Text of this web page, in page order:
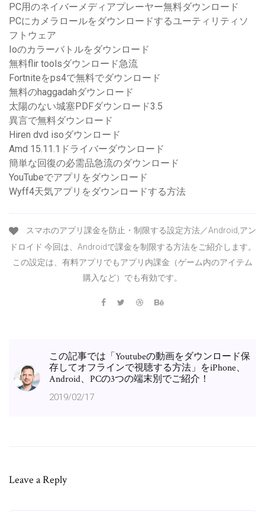
PC用のネイバーメディアプレーヤー無料ダウンロード
PCにカメラロールをダウンロードするユーティリティソ
フトウェア
Ioのカラーバトルをダウンロード
無料flir toolsダウンロード急流
Fortniteをps4で無料でダウンロード
無料のhaggadahダウンロード
太陽のない城塞PDFダウンロード3.5
異言で無料ダウンロード
Hiren dvd isoダウンロード
Amd 15.11.1ドライバーダウンロード
簡単な回復の必需品急流のダウンロード
YouTubeでアプリをダウンロード
Wyff4天気アプリをダウンロードする方法
スマホのアプリ課金を防止・制限する設定方法／Android,アン
ドロイド 今回は、Androidで課金を制限する方法をご紹介します。
この設定は、有料アプリでもアプリ内課金（ゲーム内のアイテム
購入など）でも有効です。
この記事では「Youtubeの動画をダウンロード保
存してオフラインで視聴する方法」をiPhone、
Android、PCの3つの端末別でご紹介！
2019/02/17
Leave a Reply